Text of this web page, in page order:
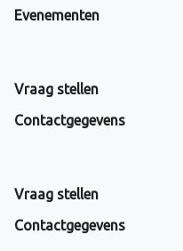
Evenementen
Vraag stellen
Contactgegevens
Vraag stellen
Contactgegevens